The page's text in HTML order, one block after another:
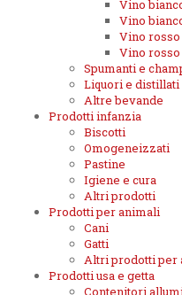
Vino
Vino
Vino rosso
Vino
Spumanti e
Liquori e distillati
Altre bevande
Prodotti infanzia
Biscotti
Omogeneizzati
Pastine
Igiene e cura
Altri prodotti
Prodotti per animali
Cani
Gatti
Altri prodotti per
Prodotti usa e getta
Contenitori